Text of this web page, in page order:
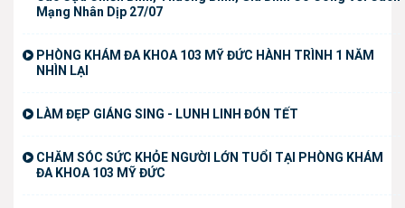
Mạng Nhân Dịp 27/07
PHÒNG KHÁM ĐA KHOA 103 MỸ ĐỨC HÀNH TRÌNH 1 NĂM
NHÌN LẠI
LÀM ĐẸP GIÁNG SING - LUNH LINH ĐÓN TẾT
CHĂM SÓC SỨC KHỎE NGƯỜI LỚN TUỔI TẠI PHÒNG KHÁM
ĐA KHOA 103 MỸ ĐỨC